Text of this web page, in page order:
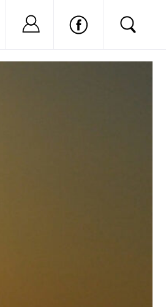
Nu ai cont?